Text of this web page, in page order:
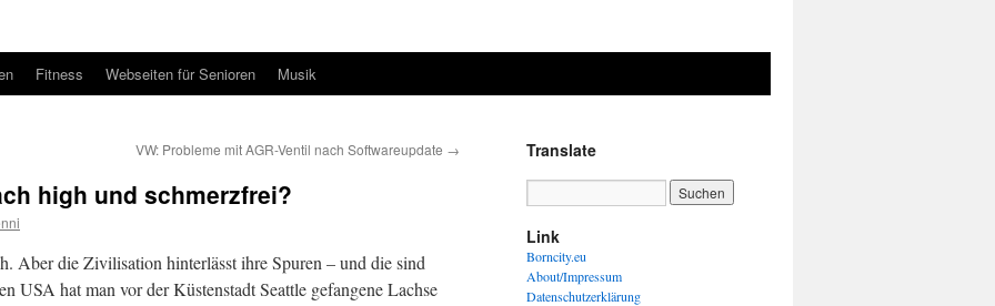
Fitness Webseiten für Senioren Musik
VW: Probleme mit AGR-Ventil nach Softwareupdate →
high und schmerzfrei?
Aber die Zivilisation hinterlässt ihre Spuren – und die sind
USA hat man vor der Küstenstadt Seattle gefangene Lachse
Translate
Link
Borncity.eu
About/Impressum
Datenschutzerklärung